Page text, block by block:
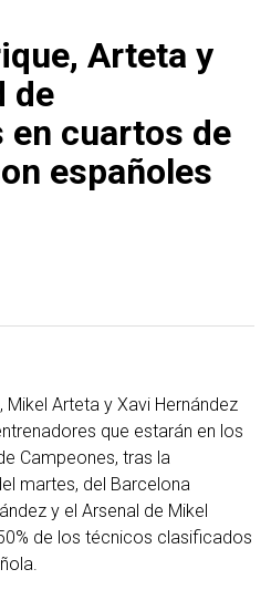
Arteta y
de
en cuartos de
españoles
Mikel Arteta y Xavi Hernández
que estarán en los
Campeones, tras la
martes, del Barcelona
y el Arsenal de Mikel
de los técnicos clasificados